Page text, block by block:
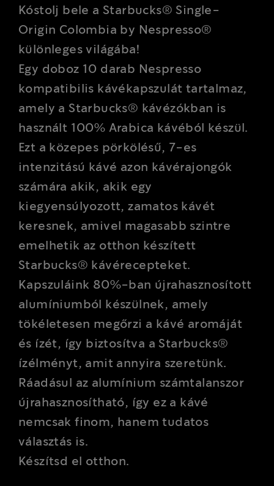
Kóstolj bele a Starbucks® Single-
Origin Colombia by Nespresso®
különleges világába!
Egy doboz 10 darab Nespresso
kompatibilis kávékapszulát tartalmaz,
amely a Starbucks® kávézókban is
használt 100% Arabica kávéból készül.
Ezt a közepes pörkölésű, 7-es
intenzitású kávé azon kávérajongók
számára akik, akik egy
kiegyensúlyozott, zamatos kávét
keresnek, amivel magasabb szintre
emelhetik az otthon készített
Starbucks® kávérecepteket.
Kapszuláink 80%-ban újrahasznosított
alumíniumból készülnek, amely
tökéletesen megőrzi a kávé aromáját
és ízét, így biztosítva a Starbucks®
ízélményt, amit annyira szeretünk.
Ráadásul az alumínium számtalanszor
újrahasznosítható, így ez a kávé
nemcsak finom, hanem tudatos
választás is.
Készítsd el otthon.